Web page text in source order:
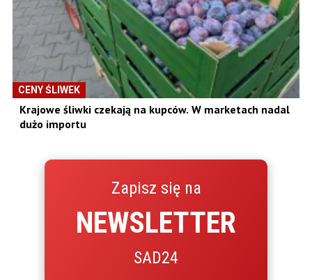
CENY ŚLIWEK
Krajowe śliwki czekają na kupców. W marketach nadal
dużo importu
Zapisz się na
NEWSLETTER
SAD24